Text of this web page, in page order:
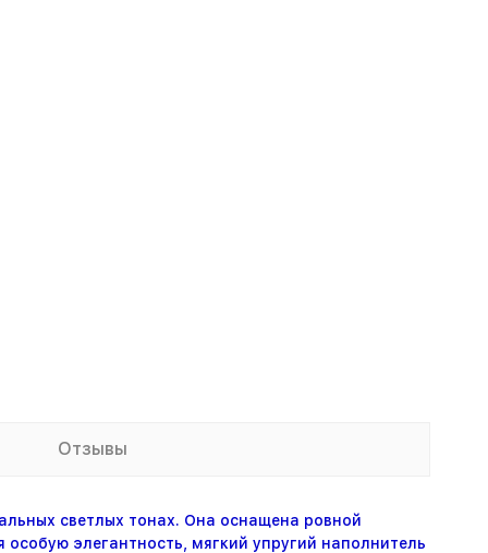
Отзывы
светлых тонах. Она оснащена ровной
элегантность, мягкий упругий наполнитель